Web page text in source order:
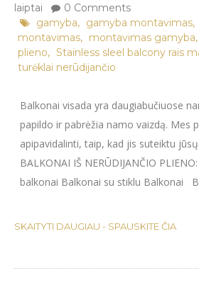
METALINIAI LAIPTAI IR KITI METALO
GAMINIAI
APTVĖRIMAI, ATITVAROS,
BALKONO TURĖKLAI
PORANKIAI IR TURĖKLAI
GROTOS LANGAMS
NESTANDARTINIAI GAMINIAI
VAIKŲ ŽAIDIMO AIKŠTELĖS
laiptai
0 Comments
gamyba, gamyba montavimas,
montavimas, montavimas gamyba,
plieno, Stainless sleel balcony rais
turėklai nerūdijančio
Balkonai visada yra daugiabučiuose
papildo ir pabrėžia namo vaizdą. Mes
apipavidalinti, taip, kad jis suteiktu
BALKONAI IŠ NERŪDIJANČIO
balkonai Balkonai su stiklu Balkonai
SKAITYTI DAUGIAU - SPAUSKITE ČIA